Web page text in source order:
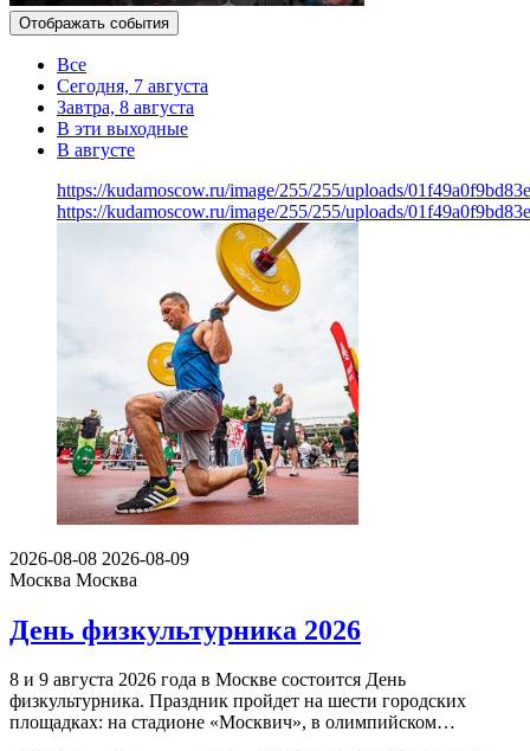
Отображать события
Все
Сегодня, 7 августа
Завтра, 8 августа
В эти выходные
В августе
https://kudamoscow.ru/image/255/255/uploads/
https://kudamoscow.ru/image/255/255/uploads/
2026-08-08 2026-08-09
Москва Москва
День физкультурника 2026
8 и 9 августа 2026 года в Москве состоится День
физкультурника. Праздник пройдет на шести городских
площадках: на стадионе «Москвич», в олимпийском…